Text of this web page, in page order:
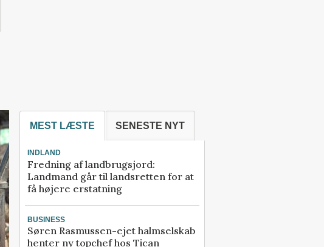
MEST LÆSTE SENESTE NYT
INDLAND
Fredning af landbrugsjord:
Landmand går til landsretten for at
få højere erstatning
BUSINESS
Søren Rasmussen-ejet halmselskab
henter ny topchef hos Tican